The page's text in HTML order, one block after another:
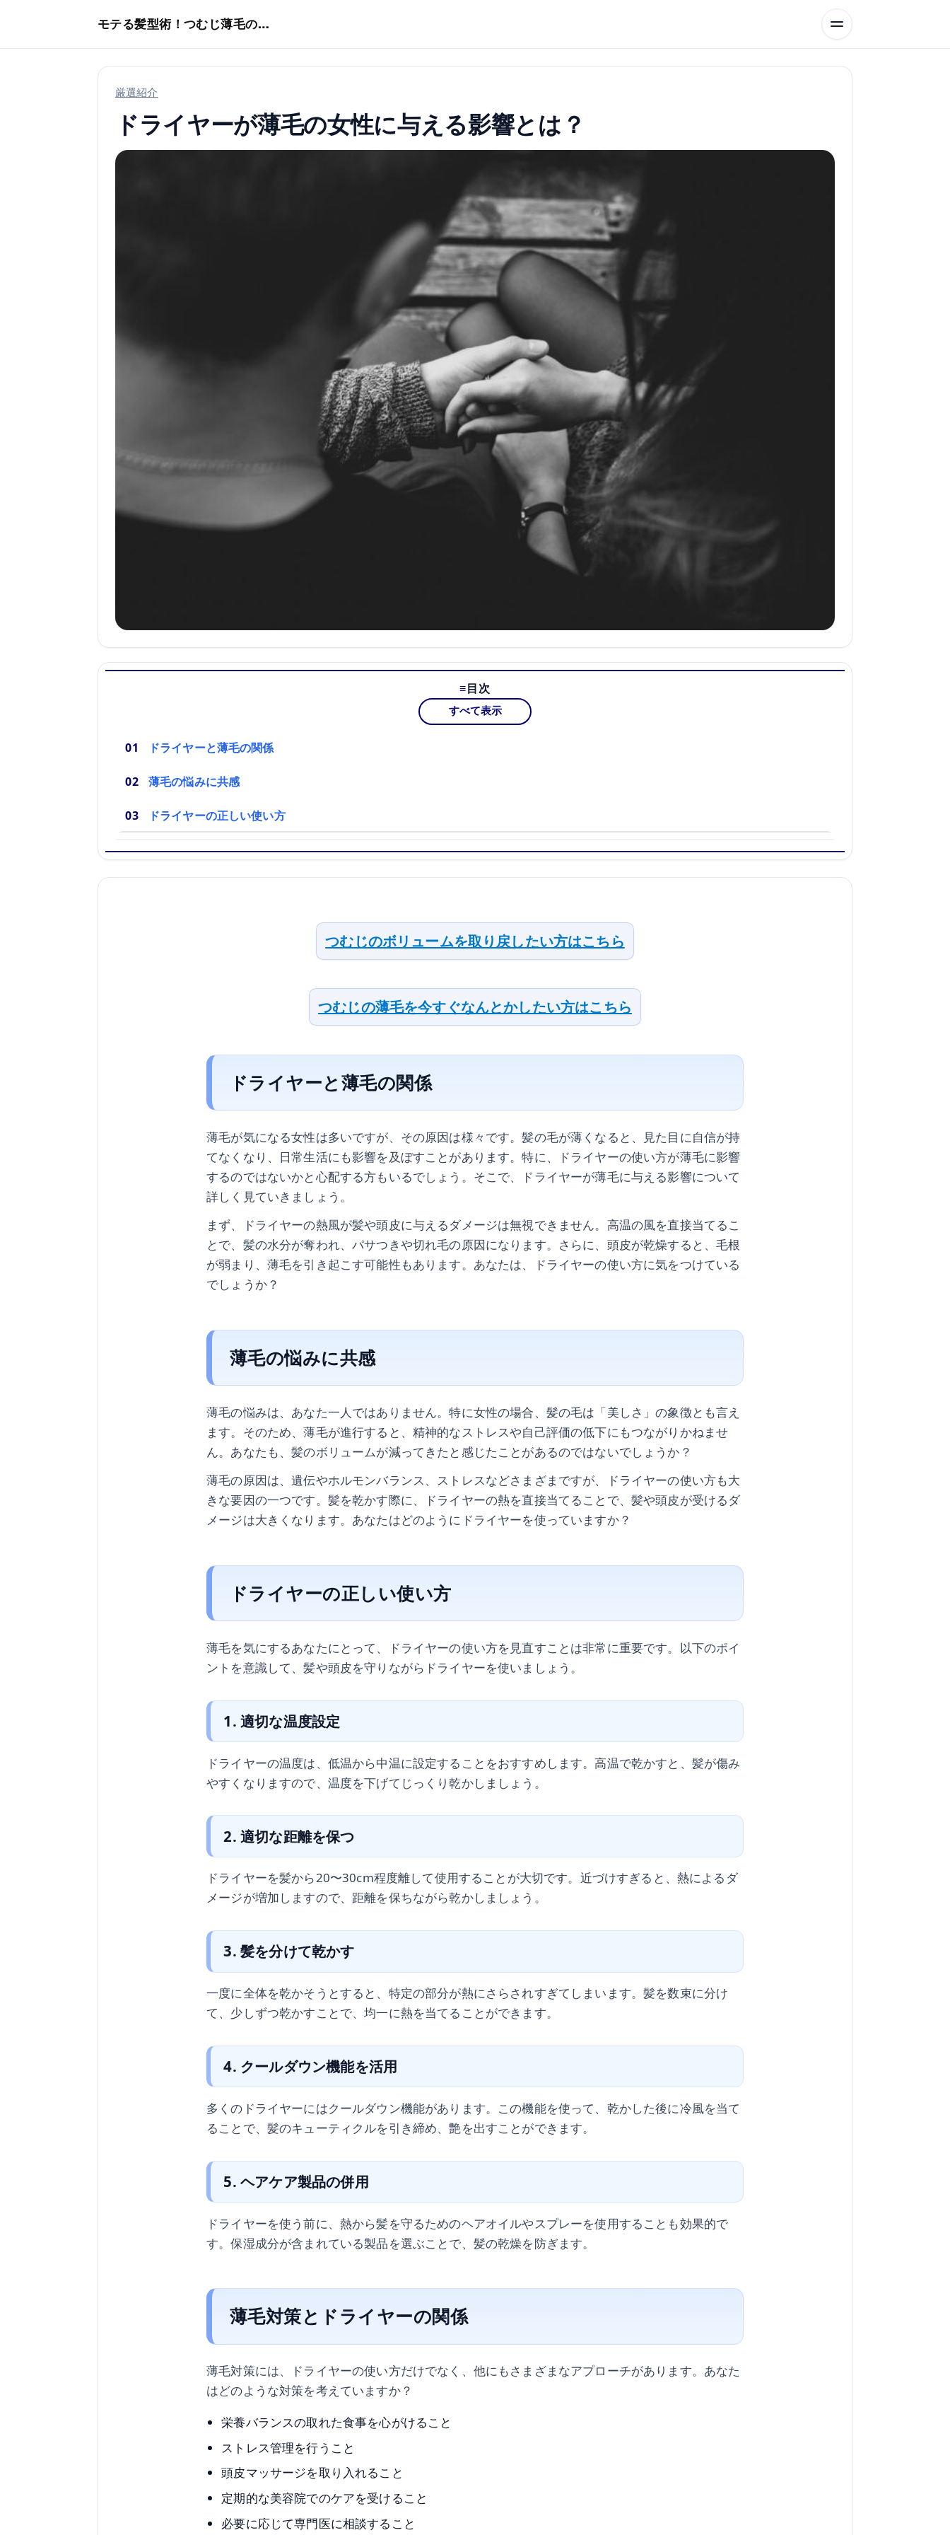
モテる髪型術！つむじ薄毛の隠し方
厳選紹介
ドライヤーが薄毛の女性に与える影響とは？
目次
すべて表示
ドライヤーと薄毛の関係
薄毛の悩みに共感
ドライヤーの正しい使い方
つむじのボリュームを取り戻したい方はこちら
つむじの薄毛を今すぐなんとかしたい方はこちら
ドライヤーと薄毛の関係
薄毛が気になる女性は多いですが、その原因は様々です。髪の毛が薄くなると、見た目に自信が持
てなくなり、日常生活にも影響を及ぼすことがあります。特に、ドライヤーの使い方が薄毛に影響
するのではないかと心配する方もいるでしょう。そこで、ドライヤーが薄毛に与える影響について
詳しく見ていきましょう。
まず、ドライヤーの熱風が髪や頭皮に与えるダメージは無視できません。高温の風を直接当てるこ
とで、髪の水分が奪われ、パサつきや切れ毛の原因になります。さらに、頭皮が乾燥すると、毛根
が弱まり、薄毛を引き起こす可能性もあります。あなたは、ドライヤーの使い方に気をつけている
でしょうか？
薄毛の悩みに共感
薄毛の悩みは、あなた一人ではありません。特に女性の場合、髪の毛は「美しさ」の象徴とも言え
ます。そのため、薄毛が進行すると、精神的なストレスや自己評価の低下にもつながりかねませ
ん。あなたも、髪のボリュームが減ってきたと感じたことがあるのではないでしょうか？
薄毛の原因は、遺伝やホルモンバランス、ストレスなどさまざまですが、ドライヤーの使い方も大
きな要因の一つです。髪を乾かす際に、ドライヤーの熱を直接当てることで、髪や頭皮が受けるダ
メージは大きくなります。あなたはどのようにドライヤーを使っていますか？
ドライヤーの正しい使い方
薄毛を気にするあなたにとって、ドライヤーの使い方を見直すことは非常に重要です。以下のポイ
ントを意識して、髪や頭皮を守りながらドライヤーを使いましょう。
1. 適切な温度設定
ドライヤーの温度は、低温から中温に設定することをおすすめします。高温で乾かすと、髪が傷み
やすくなりますので、温度を下げてじっくり乾かしましょう。
2. 適切な距離を保つ
ドライヤーを髪から20〜30cm程度離して使用することが大切です。近づけすぎると、熱によるダ
メージが増加しますので、距離を保ちながら乾かしましょう。
3. 髪を分けて乾かす
一度に全体を乾かそうとすると、特定の部分が熱にさらされすぎてしまいます。髪を数束に分け
て、少しずつ乾かすことで、均一に熱を当てることができます。
4. クールダウン機能を活用
多くのドライヤーにはクールダウン機能があります。この機能を使って、乾かした後に冷風を当て
ることで、髪のキューティクルを引き締め、艶を出すことができます。
5. ヘアケア製品の併用
ドライヤーを使う前に、熱から髪を守るためのヘアオイルやスプレーを使用することも効果的で
す。保湿成分が含まれている製品を選ぶことで、髪の乾燥を防ぎます。
薄毛対策とドライヤーの関係
薄毛対策には、ドライヤーの使い方だけでなく、他にもさまざまなアプローチがあります。あなた
はどのような対策を考えていますか？
栄養バランスの取れた食事を心がけること
ストレス管理を行うこと
頭皮マッサージを取り入れること
定期的な美容院でのケアを受けること
必要に応じて専門医に相談すること